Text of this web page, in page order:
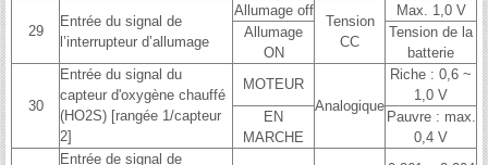
29
Entrée du signal de
l’interrupteur d’allumage
Allumage off
Tension
CC
Max. 1,0 V
Allumage
ON
Tension de la
batterie
30
Entrée du signal du
capteur d'oxygène chauffé
(HO2S) [rangée 1/capteur
2]
MOTEUR
Analogique
Riche : 0,6 ~
1,0 V
EN
MARCHE
Pauvre : max.
0,4 V
Entrée de signal de